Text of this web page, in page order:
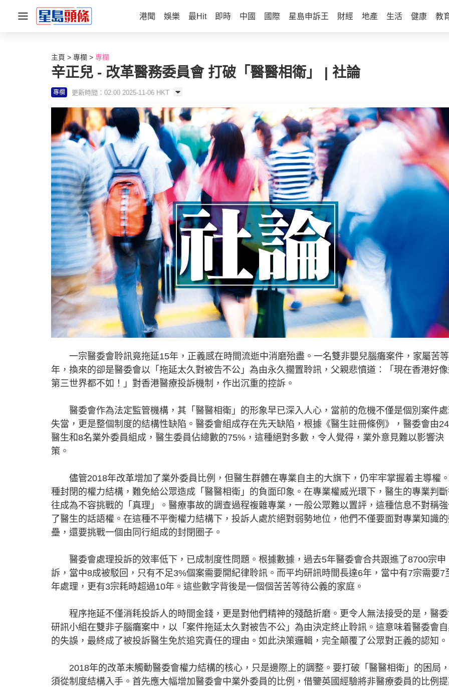
港聞 娛樂 最Hit 即時 中國 國際 星島申訴王 財經 地產 生活 健康 教
主頁 專欄 專欄
辛正兒 - 改革醫務委員會 打破「醫醫相衛」 | 社論
專欄 更新時間：02:00 2025-11-06 HKT
一宗醫委會聆訊竟拖延15年，正義感在時間流逝中消磨殆盡。一名雙非嬰兒腦癱案件，家屬苦
年，換來的卻是醫委會以「拖延太久對被告不公」為由永久擱置聆訊，父親悲憤道：「現在香港好
第三世界都不如！」對香港醫療投訴機制，作出沉重的控訴。
醫委會作為法定監管機構，其「醫醫相衛」的形象早已深入人心，當前的危機不僅是個別案件處
失當，更是整個制度的結構性缺陷。醫委會組成存在先天缺陷，根據《醫生註冊條例》，醫委會由
醫生和8名業外委員組成，醫生委員佔總數的75%，這種絕對多數，令人覺得，業外意見難以影響決
策。
儘管2018年改革增加了業外委員比例，但醫生群體在專業自主的大旗下，仍牢牢掌握着主導權
種封閉的權力結構，難免給公眾造成「醫醫相衛」的負面印象。在專業權威光環下，醫生的專業判
往成為不容挑戰的「真理」。醫療事故的調查過程複雜專業，一般公眾難以置評，這種信息不對稱
了醫生的話語權。在這種不平衡權力結構下，投訴人處於絕對弱勢地位，他們不僅要面對專業知識
壘，還要挑戰一個由同行組成的封閉圈子。
醫委會處理投訴的效率低下，已成制度性問題。根據數據，過去5年醫委會合共跟進了8700宗申
訴，當中8成被駁回，只有不足3%個案需要開紀律聆訊。而平均研訊時間長達6年，當中有7宗需要7
年處理，更有3宗耗時超過10年。這些數字背後是一個個苦苦等待公義的家庭。
程序拖延不僅消耗投訴人的時間金錢，更是對他們精神的殘酷折磨。更令人無法接受的是，醫委
研訊小組在雙非子腦癱案中，以「案件拖延太久對被告不公」為由決定終止聆訊。這意味着醫委會
的失誤，最終成了被投訴醫生免於追究責任的理由。如此決策邏輯，完全顛覆了公眾對正義的認知。
2018年的改革未觸動醫委會權力結構的核心，只是邊際上的調整。要打破「醫醫相衛」的困局
須從制度結構入手。首先應大幅增加醫委會中業外委員的比例，借鑒英國經驗將非醫療委員的比例